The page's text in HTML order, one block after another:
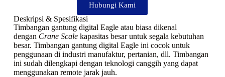
Hubungi Kami
Deskripsi & Spesifikasi
Timbangan gantung digital Eagle atau biasa dikenal
dengan Crane Scalekapasitas besar untuk segala kebutuhan
besar. Timbangan gantung digital Eagle ini cocok untuk
penggunaan di industri manufaktur, pertanian, dll. Timbangan
ini sudah dilengkapi dengan teknologi canggih yang dapat
menggunakan remote jarak jauh.